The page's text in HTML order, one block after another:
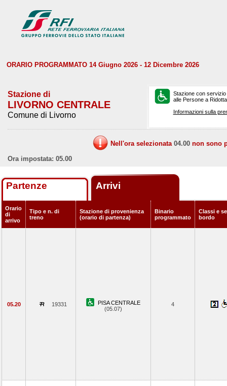
ORARIO PROGRAMMATO 14 Giugno 2026 - 12 Dicembre 2026
Stazione di
LIVORNO CENTRALE
Comune di Livorno
Stazione con
alle Persone a
Informazioni sulla
Nell'ora selezionata 04.00 non sono
Ora impostata: 05.00
Partenze Arrivi
Orario
di
arrivo
Tipo e n. di
treno
Stazione di provenienza
(orario di partenza)
Binario
programmato
Classi e
bordo
05.20 19331
PISA CENTRALE
(05.07)
4